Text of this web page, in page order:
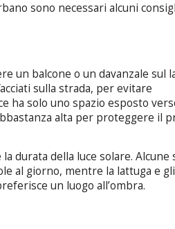
sono necessari alcuni
un balcone o un davanzale sul
sulla strada, per evitare
ha solo uno spazio esposto
alta per proteggere il
durata della luce solare. Alcune
al giorno, mentre la lattuga e gli
un luogo all’ombra.